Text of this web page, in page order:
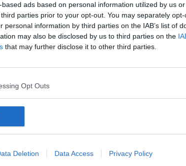
ads based on personal information utilized by us
parties prior to your opt-out. You may separately
personal information by third parties on the IAB’s list of
may also be disclosed by us to third parties on the
that may further disclose it to other third parties.
Opt Outs
Deletion Data Access Privacy Policy
DOMENICA04 OTTOBRE 2020
vagone della vedova Begbick
nel giardino del teatro comunale di Antella,
il coworking, una caffetteria e una biblioteca
di Firenze, c'è anche Banderas
cast della serie tratta dal libro "Dolci colline di
Preston e Mario Spezi, romanzo inchiesta del 2006